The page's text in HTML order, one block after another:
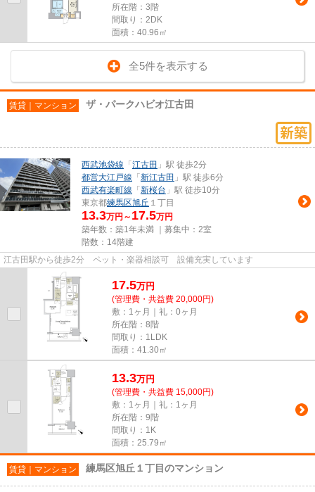
所在階：3階
間取り：2DK
面積：40.96㎡
全5件を表示する
賃貸｜マンション ザ・パークハビオ江古田
西武池袋線 「 江古田 」駅 徒歩2分
都営大江戸線 「 新江古田 」駅 徒歩6分
西武有楽町線 「 新桜台 」駅 徒歩10分
東京都練馬区旭丘 １丁目
13.3万円～ 17.5万円
築年数：築1年未満 ｜募集中： 2室
階数：14階建
江古田駅から徒歩2分 ペット・楽器相談可 設備充実しています
17.5万円
(管理費・共益費 20,000円)
敷：1ヶ月｜礼：0ヶ月
所在階：8階
間取り：1LDK
面積：41.30㎡
13.3万円
(管理費・共益費 15,000円)
敷：1ヶ月｜礼：1ヶ月
所在階：9階
間取り：1K
面積：25.79㎡
賃貸｜マンション 練馬区旭丘１丁目のマンション